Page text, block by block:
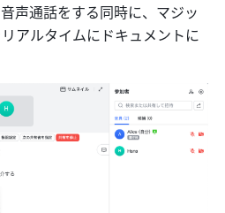
声通話をする同時に、マジッ
アルタイムにドキュメントに